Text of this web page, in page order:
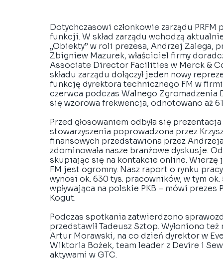
Dotychczasowi członkowie zarządu
funkcji. W skład zarządu wchodzą
„Obiekty” w roli prezesa, Andrzej Zalega,
Zbigniew Mazurek, właściciel firmy
Associate Director Facilities w Merck &
składu zarządu dołączył jeden nowy
funkcję dyrektora technicznego FM w
czerwca podczas Walnego Zgromadzenia
się wzorowa frekwencja, odnotowano aż
Przed głosowaniem odbyła się
stowarzyszenia poprowadzona przez
finansowych przedstawiona przez
zdominowała nasze branżowe dyskusje.
skupiając się na kontakcie online. Wierzę
FM jest ogromny. Nasz raport o rynku
wynosi ok. 630 tys. pracowników, w tym
wpływająca na polskie PKB – mówi
Kogut.
Podczas spotkania zatwierdzono
przedstawił Tadeusz Sztop. Wyłoniono
Artur Morawski, na co dzień dyrektor w
Wiktoria Bożek, team leader z Devire i
aktywami w GTC.